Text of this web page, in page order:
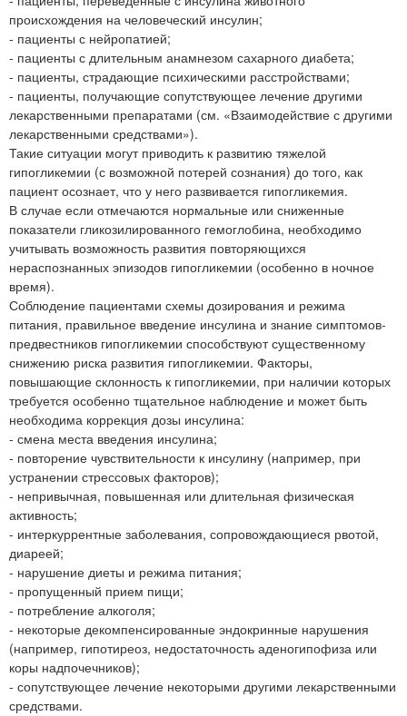
происхождения на человеческий инсулин;
- пациенты с нейропатией;
- пациенты с длительным анамнезом сахарного диабета;
- пациенты, страдающие психическими расстройствами;
- пациенты, получающие сопутствующее лечение другими
лекарственными препаратами (см. «Взаимодействие с другими
лекарственными средствами»).
Такие ситуации могут приводить к развитию тяжелой
гипогликемии (с возможной потерей сознания) до того, как
пациент осознает, что у него развивается гипогликемия.
В случае если отмечаются нормальные или сниженные
показатели гликозилированного гемоглобина, необходимо
учитывать возможность развития повторяющихся
нераспознанных эпизодов гипогликемии (особенно в ночное
время).
Соблюдение пациентами схемы дозирования и режима
питания, правильное введение инсулина и знание симптомов-
предвестников гипогликемии способствуют существенному
снижению риска развития гипогликемии. Факторы,
повышающие склонность к гипогликемии, при наличии которых
требуется особенно тщательное наблюдение и может быть
необходима коррекция дозы инсулина:
- смена места введения инсулина;
- повторение чувствительности к инсулину (например, при
устранении стрессовых факторов);
- непривычная, повышенная или длительная физическая
активность;
- интеркуррентные заболевания, сопровождающиеся рвотой,
диареей;
- нарушение диеты и режима питания;
- пропущенный прием пищи;
- потребление алкоголя;
- некоторые декомпенсированные эндокринные нарушения
(например, гипотиреоз, недостаточность аденогипофиза или
коры надпочечников);
- сопутствующее лечение некоторыми другими лекарственными
средствами.